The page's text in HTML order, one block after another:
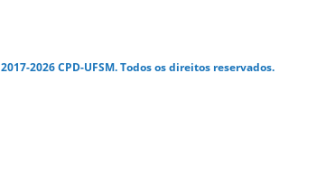
2026 CPD-UFSM. Todos os direitos reservados.